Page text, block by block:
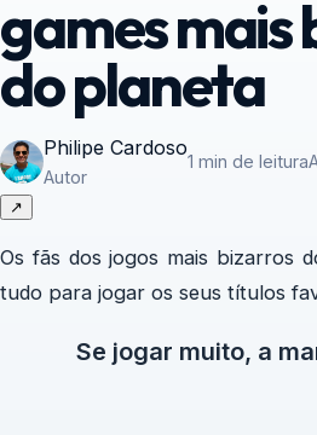
games mais
do planeta
Philipe Cardoso
Autor
1 min de leitura
↗
Os fãs dos jogos mais bizarros
tudo para jogar os seus títulos
Se jogar muito, a